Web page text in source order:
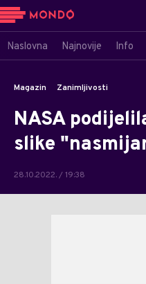
Naslovna Najnovije Info
Magazin Zanimljivosti
NASA
slike
28.10.2022. / 19:38